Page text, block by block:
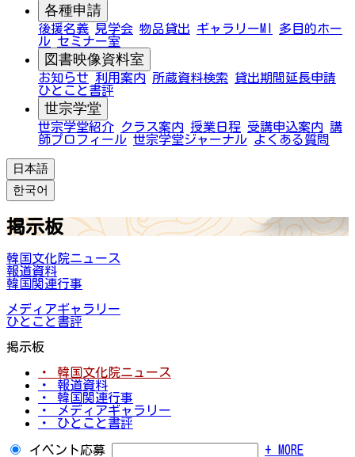
各種申請
後援名義 見学会 物品貸出 ギャラリーMI
多目的ホー
ル セミナー室
図書映像資料室
お知らせ 利用案内 所蔵資料検索
貸出期間延長申請
ひとこと書評
世宗学堂
世宗学堂紹介 クラス案内 授業日程 受講申込案内 講
師プロフィール 世宗学堂ジャーナル よくある質問
日本語
한국어
掲示板
韓国文化院ニュース
報道資料
韓国関連行事
メディアギャラリー
ひとこと書評
掲示板
・ 韓国文化院ニュース
・ 報道資料
・ 韓国関連行事
・ メディアギャラリー
・ ひとこと書評
イベント応募 + MORE